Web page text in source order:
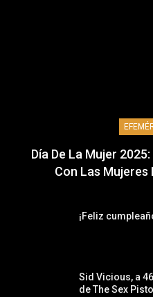
Día De La Mujer
Con Las Mujeres
¡Feliz
Sid Vicious, a
de The Sex